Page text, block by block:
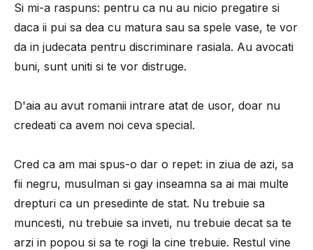
Si mi-a raspuns: pentru ca nu au nicio pregatire si
daca ii pui sa dea cu matura sau sa spele vase, te vor
da in judecata pentru discriminare rasiala. Au avocati
buni, sunt uniti si te vor distruge.
D'aia au avut romanii intrare atat de usor, doar nu
credeati ca avem noi ceva special.
Cred ca am mai spus-o dar o repet: in ziua de azi, sa
fii negru, musulman si gay inseamna sa ai mai multe
drepturi ca un presedinte de stat. Nu trebuie sa
muncesti, nu trebuie sa inveti, nu trebuie decat sa te
arzi in popou si sa te rogi la cine trebuie. Restul vine